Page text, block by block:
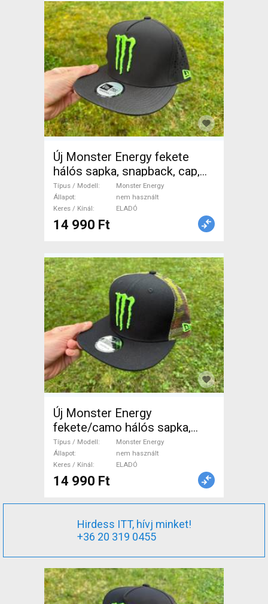
Új Monster Energy fekete
hálós sapka, snapback, cap,
hat Monster Energy Sisak /
Sapka nem használt ELADÓ
Típus / Modell
Monster Energy
Állapot
nem használt
Keres / Kínál
ELADÓ
14 990 Ft
Új Monster Energy
fekete/camo hálós sapka,
snapback, cap, hat Monster
Energy Sisak / Sapka nem
használt ELADÓ
Típus / Modell
Monster Energy
Állapot
nem használt
Keres / Kínál
ELADÓ
14 990 Ft
Hirdess ITT, hívj minket!
+36 20 319 0455